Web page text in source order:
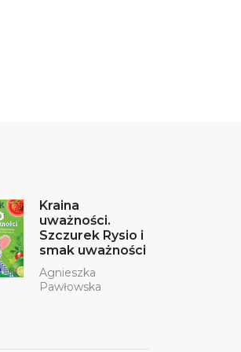
Kraina
uważności.
Szczurek Rysio i
smak uważności
Agnieszka
Pawłowska